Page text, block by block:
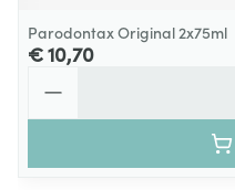
Parodontax Original 2x75ml
€ 10,70